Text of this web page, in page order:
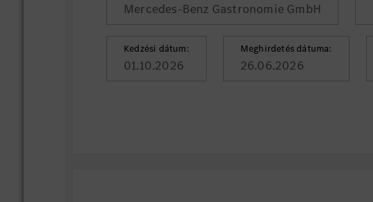
Mercedes-Benz Gastronomie GmbH
Kedzési dátum:
01.10.2026
Meghirdetés dátuma:
26.06.2026